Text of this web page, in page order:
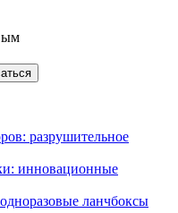
разрушительное
инновационные
ланчбоксы